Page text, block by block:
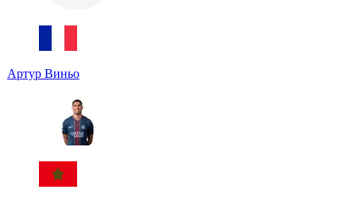
Артур Виньо